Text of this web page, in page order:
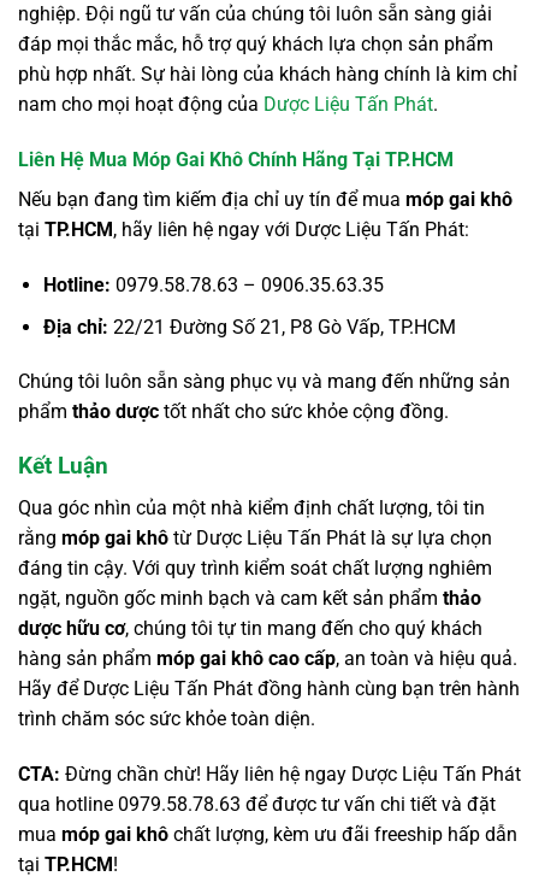
nghiệp. Đội ngũ tư vấn của chúng tôi luôn sẵn sàng giải
đáp mọi thắc mắc, hỗ trợ quý khách lựa chọn sản phẩm
phù hợp nhất. Sự hài lòng của khách hàng chính là kim chỉ
nam cho mọi hoạt động của Dược Liệu Tấn Phát.
Liên Hệ Mua Móp Gai Khô Chính Hãng Tại TP.HCM
Nếu bạn đang tìm kiếm địa chỉ uy tín để mua móp gai khô
tại TP.HCM, hãy liên hệ ngay với Dược Liệu Tấn Phát:
Hotline: 0979.58.78.63 – 0906.35.63.35
Địa chỉ: 22/21 Đường Số 21, P8 Gò Vấp, TP.HCM
Chúng tôi luôn sẵn sàng phục vụ và mang đến những sản
phẩm thảo dược tốt nhất cho sức khỏe cộng đồng.
Kết Luận
Qua góc nhìn của một nhà kiểm định chất lượng, tôi tin
rằng móp gai khô từ Dược Liệu Tấn Phát là sự lựa chọn
đáng tin cậy. Với quy trình kiểm soát chất lượng nghiêm
ngặt, nguồn gốc minh bạch và cam kết sản phẩm thảo
dược hữu cơ, chúng tôi tự tin mang đến cho quý khách
hàng sản phẩm móp gai khô cao cấp, an toàn và hiệu quả.
Hãy để Dược Liệu Tấn Phát đồng hành cùng bạn trên hành
trình chăm sóc sức khỏe toàn diện.
CTA: Đừng chần chừ! Hãy liên hệ ngay Dược Liệu Tấn Phát
qua hotline 0979.58.78.63 để được tư vấn chi tiết và đặt
mua móp gai khô chất lượng, kèm ưu đãi freeship hấp dẫn
tại TP.HCM!